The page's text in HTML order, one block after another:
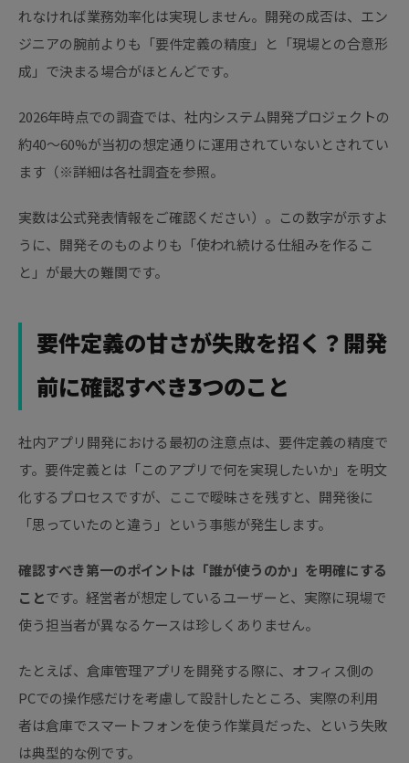
れなければ業務効率化は実現しません。開発の成否は、エン
ジニアの腕前よりも「要件定義の精度」と「現場との合意形
成」で決まる場合がほとんどです。
2026年時点での調査では、社内システム開発プロジェクトの
約40〜60%が当初の想定通りに運用されていないとされてい
ます（※詳細は各社調査を参照。
実数は公式発表情報をご確認ください）。この数字が示すよ
うに、開発そのものよりも「使われ続ける仕組みを作るこ
と」が最大の難関です。
要件定義の甘さが失敗を招く？開発
前に確認すべき3つのこと
社内アプリ開発における最初の注意点は、要件定義の精度で
す。要件定義とは「このアプリで何を実現したいか」を明文
化するプロセスですが、ここで曖昧さを残すと、開発後に
「思っていたのと違う」という事態が発生します。
確認すべき第一のポイントは「誰が使うのか」を明確にする
ことです。経営者が想定しているユーザーと、実際に現場で
使う担当者が異なるケースは珍しくありません。
たとえば、倉庫管理アプリを開発する際に、オフィス側の
PCでの操作感だけを考慮して設計したところ、実際の利用
者は倉庫でスマートフォンを使う作業員だった、という失敗
は典型的な例です。